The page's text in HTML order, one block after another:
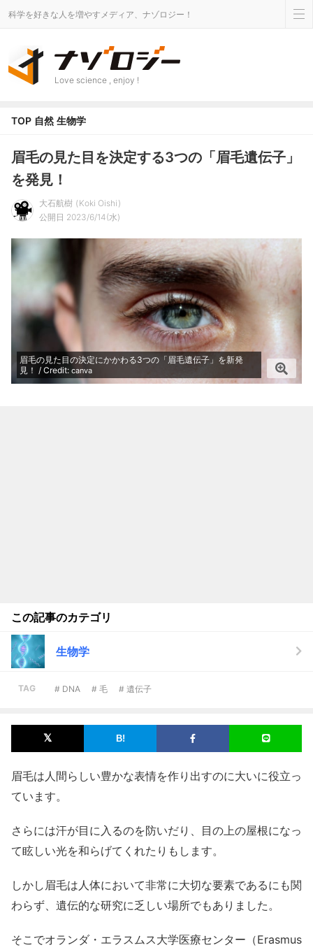
科学を好きな人を増やすメディア、ナゾロジー！
Love science , enjoy !
TOP 自然 生物学
眉毛の見た目を決定する3つの「眉毛遺伝子」
を発見！
大石航樹
Koki Oishi
公開日 2023/6/14(水)
眉毛の見た目の決定にかかわる3つの「眉毛遺伝子」を新発
見！ / Credit: canva
この記事のカテゴリ
生物学
TAG # DNA # 毛 # 遺伝子
眉毛は人間らしい豊かな表情を作り出すのに大いに役立っ
ています。
さらには汗が目に入るのを防いだり、目の上の屋根になっ
て眩しい光を和らげてくれたりもします。
しかし眉毛は人体において非常に大切な要素であるにも関
わらず、遺伝的な研究に乏しい場所でもありました。
そこでオランダ・エラスムス大学医療センター（Erasmus